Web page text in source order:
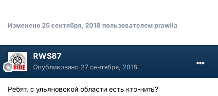
Изменено25 сентября, 2018 пользователем prawila
RWS87
Опубликовано 27 сентября, 2018
Ребят, с ульяновской области есть кто-нить?